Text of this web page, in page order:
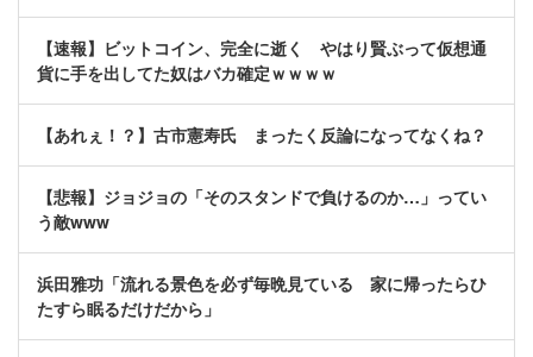
【速報】ビットコイン、完全に逝く やはり賢ぶって仮想通
貨に手を出してた奴はバカ確定ｗｗｗｗ
【あれぇ！？】古市憲寿氏 まったく反論になってなくね？
【悲報】ジョジョの「そのスタンドで負けるのか…」ってい
う敵www
浜田雅功「流れる景色を必ず毎晩見ている 家に帰ったらひ
たすら眠るだけだから」